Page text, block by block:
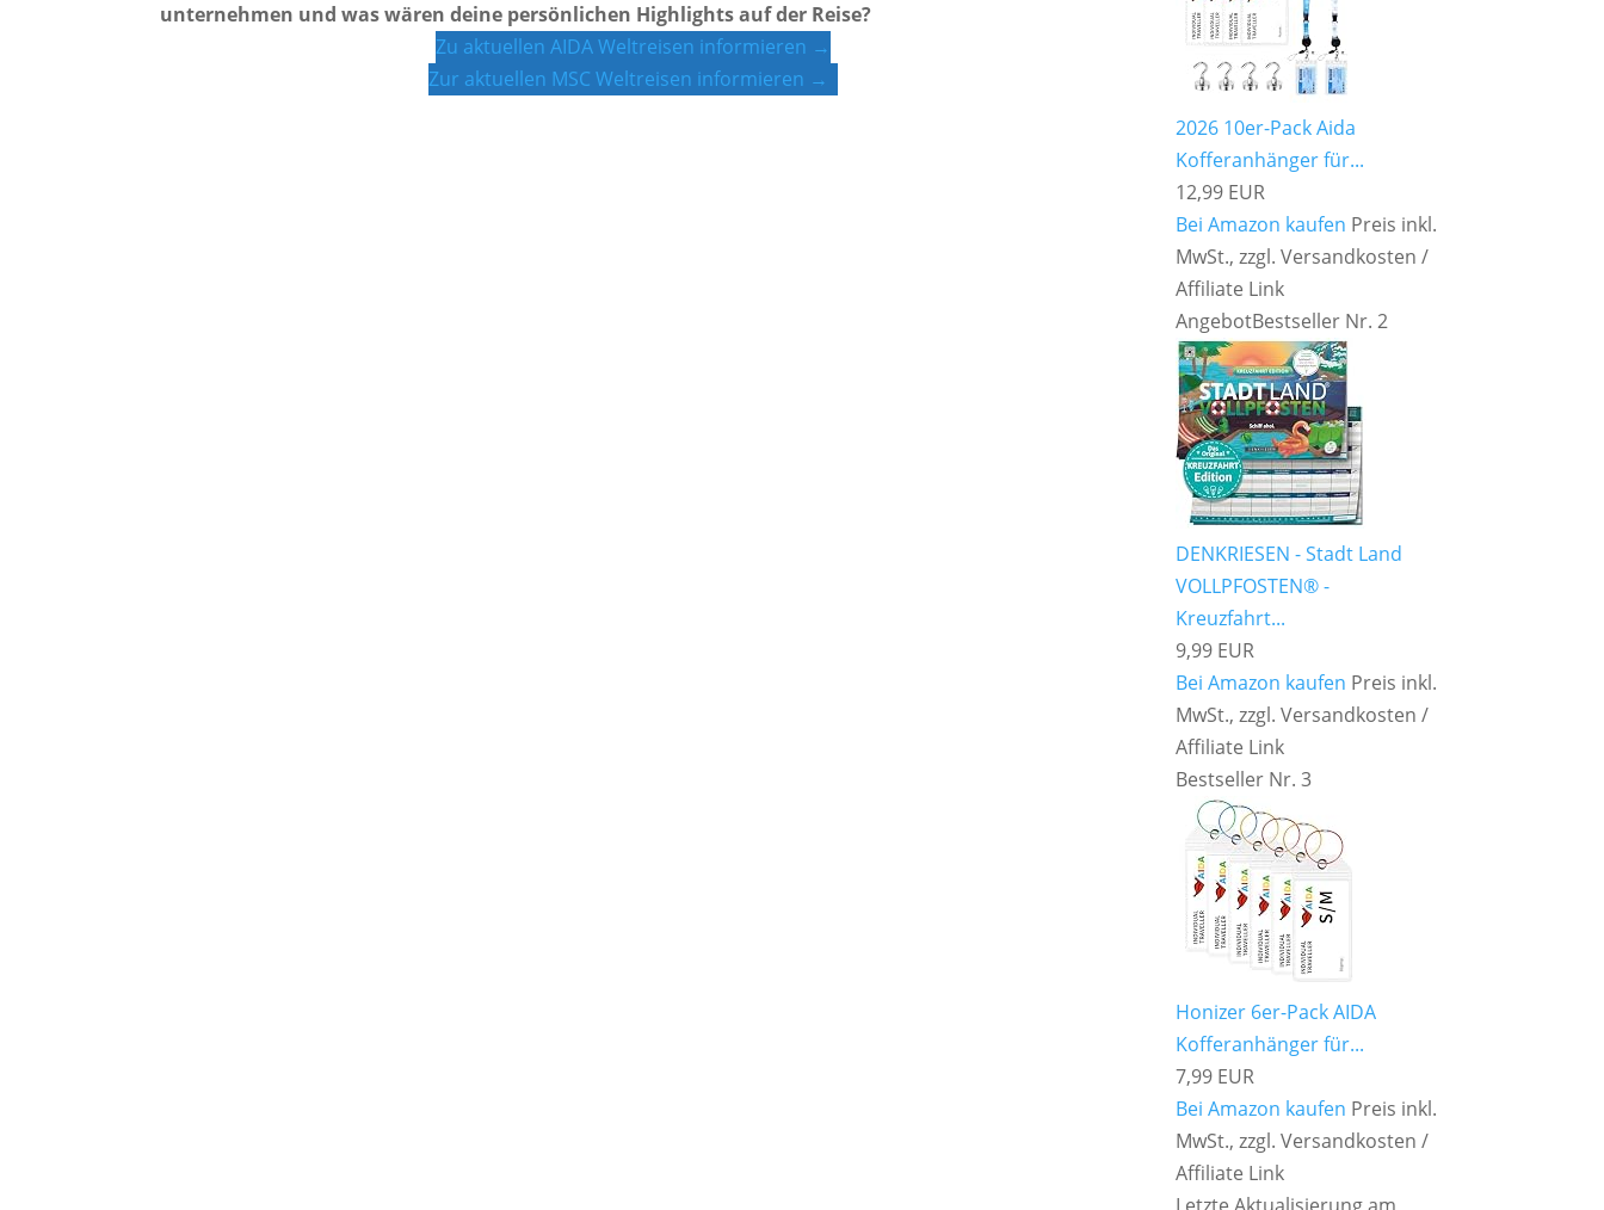
unternehmen und was wären deine persönlichen Highlights auf der Reise?
Zu aktuellen AIDA Weltreisen informieren →
Zur aktuellen MSC Weltreisen informieren →
2026 10er-Pack Aida
Kofferanhänger für...
12,99 EUR
Bei Amazon kaufen Preis inkl.
MwSt., zzgl. Versandkosten /
Affiliate Link
AngebotBestseller Nr. 2
DENKRIESEN - Stadt Land
VOLLPFOSTEN® -
Kreuzfahrt...
9,99 EUR
Bei Amazon kaufen Preis inkl.
MwSt., zzgl. Versandkosten /
Affiliate Link
Bestseller Nr. 3
Honizer 6er-Pack AIDA
Kofferanhänger für...
7,99 EUR
Bei Amazon kaufen Preis inkl.
MwSt., zzgl. Versandkosten /
Affiliate Link